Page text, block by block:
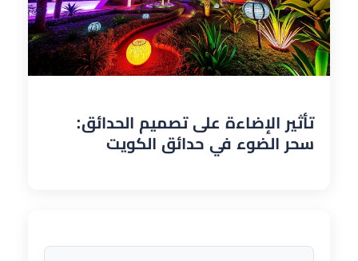
تأثير الإضاءة على تصميم الحدائق:
سحر الضوء في حدائق الكويت